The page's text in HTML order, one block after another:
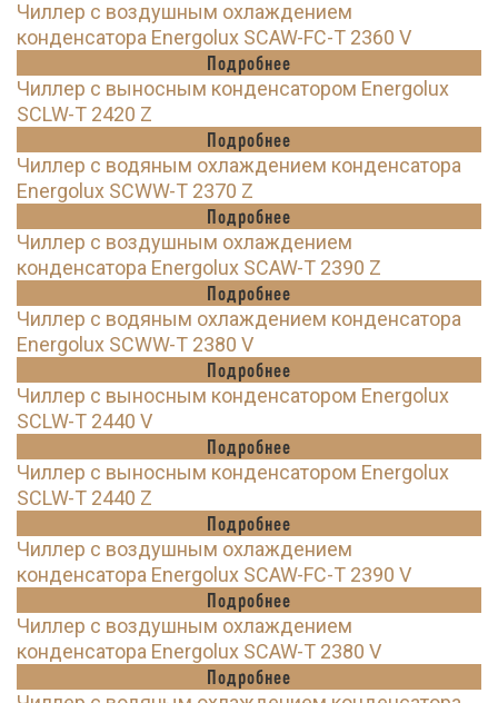
Чиллер с воздушным охлаждением
конденсатора Energolux SCAW-FC-T 2360 V
Подробнее
Чиллер с выносным конденсатором Energolux
SCLW-T 2420 Z
Подробнее
Чиллер с водяным охлаждением конденсатора
Energolux SCWW-T 2370 Z
Подробнее
Чиллер с воздушным охлаждением
конденсатора Energolux SCAW-T 2390 Z
Подробнее
Чиллер с водяным охлаждением конденсатора
Energolux SCWW-T 2380 V
Подробнее
Чиллер с выносным конденсатором Energolux
SCLW-T 2440 V
Подробнее
Чиллер с выносным конденсатором Energolux
SCLW-T 2440 Z
Подробнее
Чиллер с воздушным охлаждением
конденсатора Energolux SCAW-FC-T 2390 V
Подробнее
Чиллер с воздушным охлаждением
конденсатора Energolux SCAW-T 2380 V
Подробнее